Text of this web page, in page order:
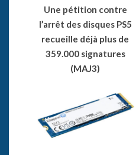
Une pétition contre
l’arrêt des disques PS5
recueille déjà plus de
359.000 signatures
(MAJ3)